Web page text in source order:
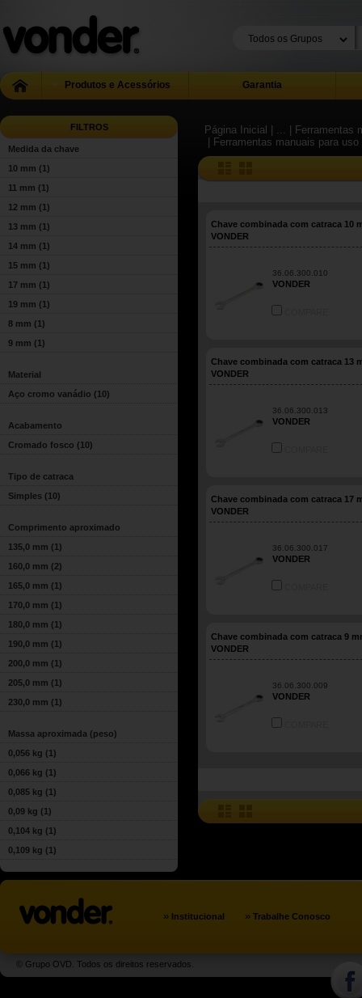
Produtos e Acessórios Garantia
FILTROS
Medida da chave
10 mm (1)
11 mm (1)
12 mm (1)
13 mm (1)
14 mm (1)
15 mm (1)
17 mm (1)
19 mm (1)
8 mm (1)
9 mm (1)
Material
Aço cromo vanádio (10)
Acabamento
Cromado fosco (10)
Tipo de catraca
Simples (10)
Comprimento aproximado
135,0 mm (1)
160,0 mm (2)
165,0 mm (1)
170,0 mm (1)
180,0 mm (1)
190,0 mm (1)
200,0 mm (1)
205,0 mm (1)
230,0 mm (1)
Massa aproximada (peso)
0,056 kg (1)
0,066 kg (1)
0,085 kg (1)
0,09 kg (1)
0,104 kg (1)
0,109 kg (1)
Página Inicial | ...
|
| Ferramentas manuais para uso
Chave combinada com catraca 10
VONDER
36.06.300.010
VONDER
Chave combinada com catraca 13
VONDER
36.06.300.013
VONDER
Chave combinada com catraca 17
VONDER
36.06.300.017
VONDER
Chave combinada com catraca 9
VONDER
36.06.300.009
VONDER
» Institucional » Trabalhe Conosco
© Grupo OVD. Todos os direitos reservados.